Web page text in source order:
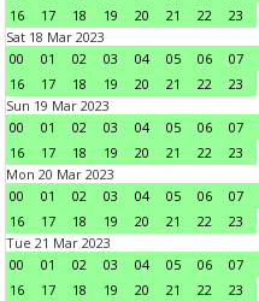
16
17 18 19 20 21 22
23
Sat 18 Mar 2023
00
01 02 03 04 05 06 07
16
17 18 19 20 21 22
23
Sun 19 Mar 2023
00
01 02 03 04 05 06 07
16
17 18 19 20 21 22
23
Mon 20 Mar 2023
00
01 02 03 04 05 06 07
16
17 18 19 20 21 22
23
Tue 21 Mar 2023
00
01 02 03 04 05 06 07
16
17 18 19 20 21 22
23